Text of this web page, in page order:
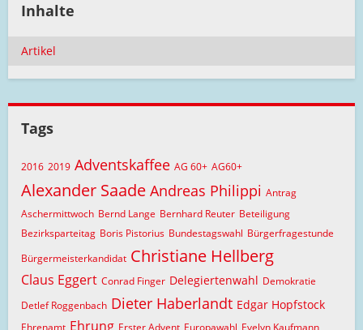
Inhalte
Artikel
Tags
2016 2019 Adventskaffee AG 60+ AG60+
Alexander Saade Andreas Philippi Antrag
Aschermittwoch Bernd Lange Bernhard Reuter Beteiligung
Bezirksparteitag Boris Pistorius Bundestagswahl Bürgerfragestunde
Bürgermeisterkandidat Christiane Hellberg
Claus Eggert Conrad Finger Delegiertenwahl Demokratie
Detlef Roggenbach Dieter Haberlandt Edgar Hopfstock
Ehrenamt Ehrung Erster Advent Europawahl Evelyn Kaufmann